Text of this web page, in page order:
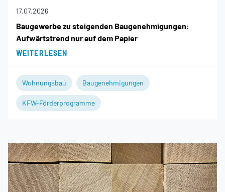
17.07.2026
Baugewerbe zu steigenden Baugenehmigungen:
Aufwärtstrend nur auf dem Papier
WEITERLESEN
Wohnungsbau Baugenehmigungen
KFW-Förderprogramme